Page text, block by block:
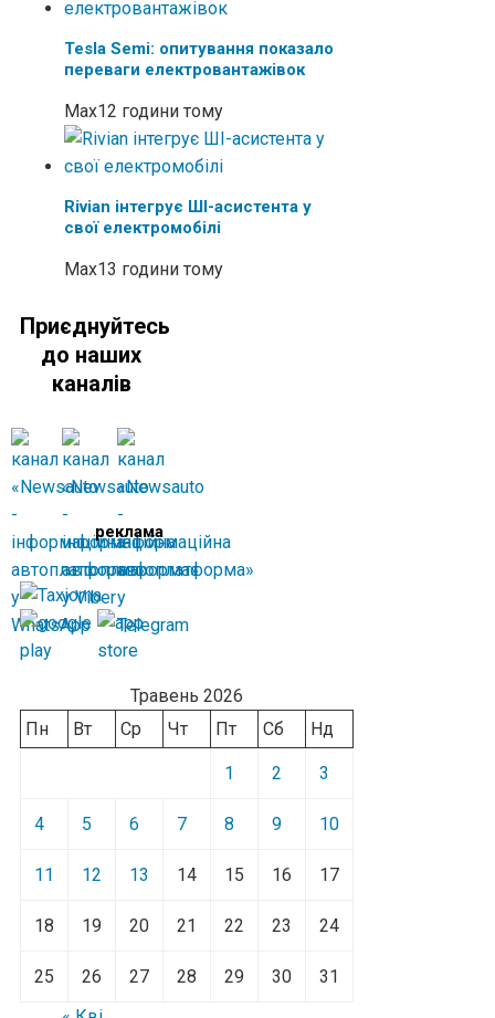
Tesla Semi: опитування показало
переваги електровантажівок
Max12 години тому
Rivian інтегрує ШІ-асистента у
свої електромобілі
Max13 години тому
Приєднуйтесь
до наших
каналів
реклама
Травень 2026
Пн
Вт Ср Чт Пт Сб Нд
1 2 3
4 5 6 7 8 9 10
11 12 13 14 15 16 17
18 19 20 21 22 23 24
25 26 27 28 29 30
31